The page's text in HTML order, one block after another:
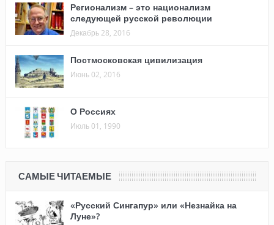
Регионализм – это национализм
следующей русской революции
Декабрь 28, 2016
Постмосковская цивилизация
Июнь 02, 2016
О Россиях
Июль 01, 1990
САМЫЕ ЧИТАЕМЫЕ
«Русский Сингапур» или «Незнайка на
Луне»?